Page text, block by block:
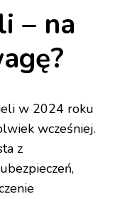
– na
w 2024 roku
wcześniej.
z